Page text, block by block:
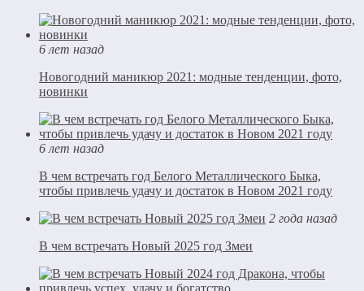
6 лет назад
Новогодний маникюр 2021: модные тенденции, фото,
новинки
6 лет назад
В чем встречать год Белого Металлического Быка,
чтобы привлечь удачу и достаток в Новом 2021 году
2 года назад
В чем встречать Новый 2025 год Змеи